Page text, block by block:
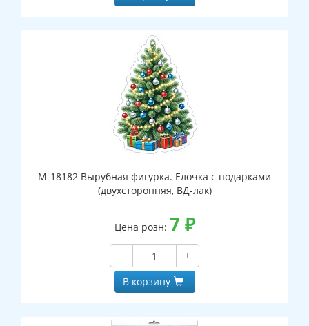
М-18182 Вырубная фигурка. Елочка с подарками
(двухсторонняя, ВД-лак)
Цена розн: 7 ₽
−
+
В корзину